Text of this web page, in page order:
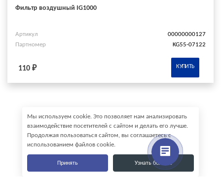
Фильтр воздушный IG1000
Артикул
00000000127
Партномер
KG55-07122
110 ₽ КУПИТЬ
Мы используем cookie. Это позволяет нам анализировать
взаимодействие посетителей с сайтом и делать его лучше.
Продолжая пользоваться сайтом, вы соглашаетесь с
использованием файлов cookie.
Принять Узнать больше